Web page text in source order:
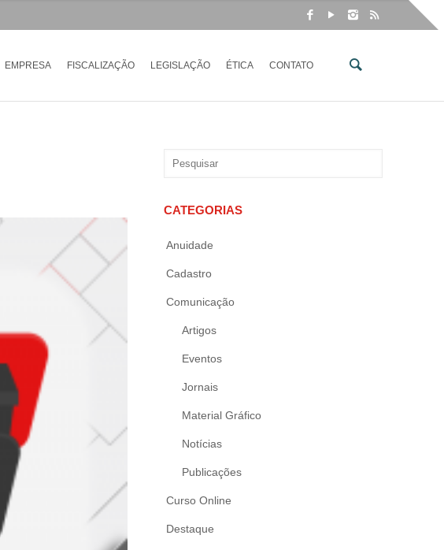
EMPRESA FISCALIZAÇÃO LEGISLAÇÃO ÉTICA CONTATO
CATEGORIAS
Anuidade
Cadastro
Comunicação
Artigos
Eventos
Jornais
Material Gráfico
Notícias
Publicações
Curso Online
Destaque